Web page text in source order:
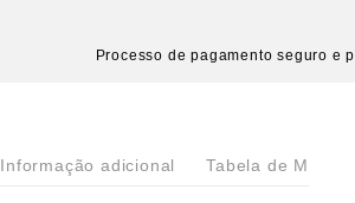
Processo de pagamento seguro e
Informação adicional Tabela de